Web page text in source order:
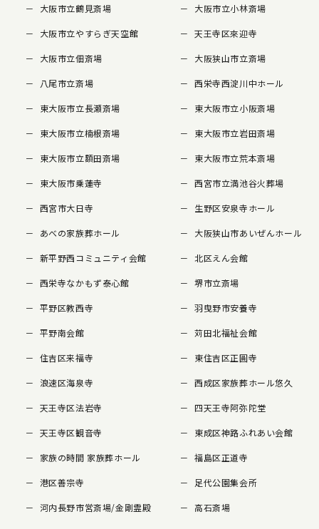
大阪市立鶴見斎場 大阪市立小林斎場
大阪市立やすらぎ天空館 天王寺区來迎寺
大阪市立佃斎場 大阪狭山市立斎場
八尾市立斎場 西栄寺西淀川中ホール
東大阪市立長瀬斎場 東大阪市立小阪斎場
東大阪市立楠根斎場 東大阪市立岩田斎場
東大阪市立額田斎場 東大阪市立荒本斎場
東大阪市乗蓮寺 西宮市立満池谷火葬場
西宮市大日寺 生野区安泉寺ホール
あべの家族葬ホール 大阪狭山市あいぜんホール
新平野西コミュニティ会館 北区えん会館
西栄寺なかもず泰心館 堺市立斎場
平野区教西寺 羽曳野市安養寺
平野南会館 苅田北福祉会館
住吉区来福寺 東住吉区正圓寺
浪速区海泉寺 西成区家族葬ホール悠久
天王寺区法岩寺 四天王寺阿弥陀堂
天王寺区観音寺 東成区神路ふれあい会館
家族の時間 家族葬ホール 福島区正道寺
港区善宗寺 足代公園集会所
河内長野市営斎場/金剛霊殿 高石斎場